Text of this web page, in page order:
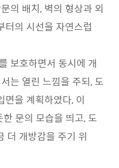
의 배치, 벽의 형상과 외
터의 시선을 자연스럽
보호하면서 동시에 개
는 열린 느낌을 주되, 도
을 계획하였다, 이
문의 모습을 띄고, 도
더 개방감을 주기 위